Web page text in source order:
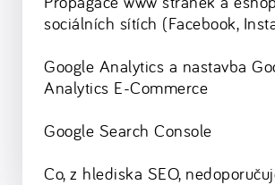
sociálních sítích (Facebook,
Google Analytics a nastavba
Analytics E-Commerce
Google Search Console
Co, z hlediska SEO,